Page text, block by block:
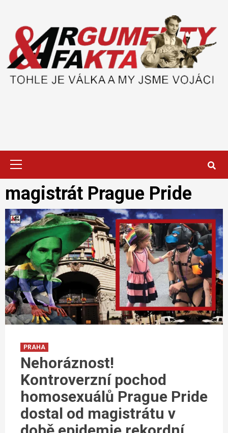
content
Primary
magistrát Prague Pride
PRAHA
Nehoráznost!
Kontroverzní pochod
homosexuálů Prague Pride
dostal od magistrátu v